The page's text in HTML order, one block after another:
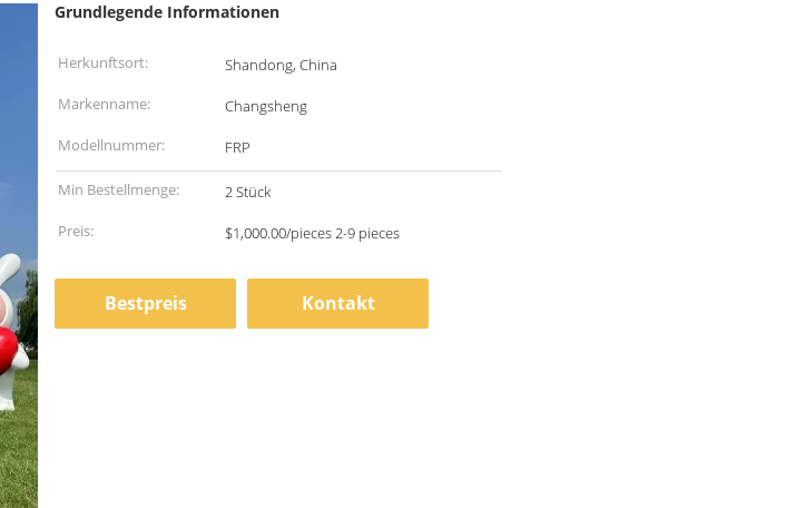
Grundlegende Informationen
Herkunftsort:
Shandong, China
Markenname:
Changsheng
Modellnummer:
FRP
Min Bestellmenge:
2 Stück
Preis:
$1,000.00/pieces 2-9 pieces
Bestpreis Kontakt